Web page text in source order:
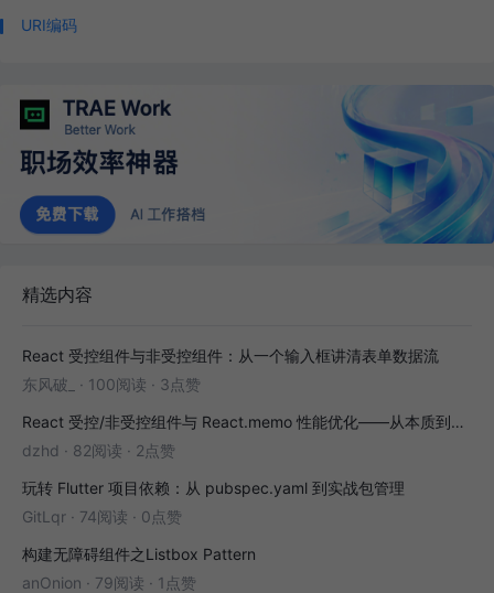
URI编码
精选内容
React 受控组件与非受控组件：从一个输入框讲清表单数据流
东风破_
· 100阅读 · 3点赞
React 受控/非受控组件与 React.memo 性能优化——从本质到实战
dzhd · 82阅读 · 2点赞
玩转 Flutter 项目依赖：从 pubspec.yaml 到实战包管理
GitLqr · 74阅读 · 0点赞
构建无障碍组件之Listbox Pattern
anOnion · 79阅读 · 1点赞